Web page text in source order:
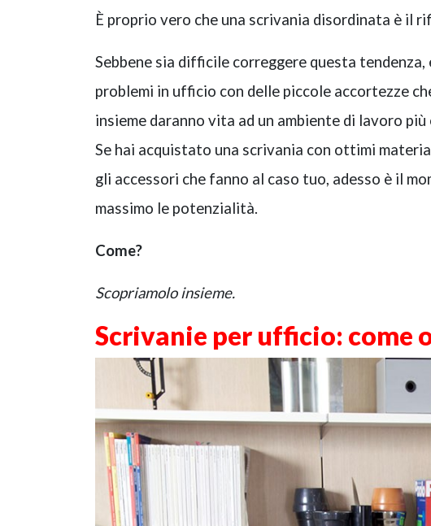
È proprio vero che una scrivania disordinata è il
Sebbene sia difficile correggere questa
problemi in ufficio con delle piccole accortezze
insieme daranno vita ad un ambiente di lavoro
Se hai acquistato una scrivania con ottimi
gli accessori che fanno al caso tuo, adesso è il
massimo le potenzialità.
Come?
Scopriamolo insieme.
Scrivanie per ufficio: come